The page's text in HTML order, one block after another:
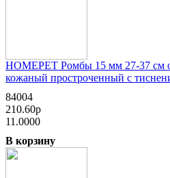
HOMEPET Ромбы 15 мм 27-37 см
кожаный простроченный с
84004
210.60р
11.0000
В корзину